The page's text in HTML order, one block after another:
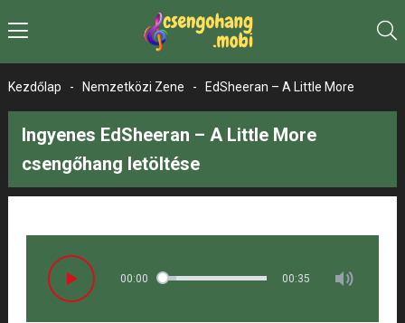
Kezdőlap - Nemzetközi Zene - EdSheeran – A Little More
Ingyenes EdSheeran – A Little More
csengőhang letöltése
00:00 00:35